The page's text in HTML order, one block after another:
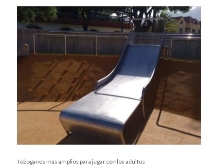
Toboganes más amplios para jugar con los adultos